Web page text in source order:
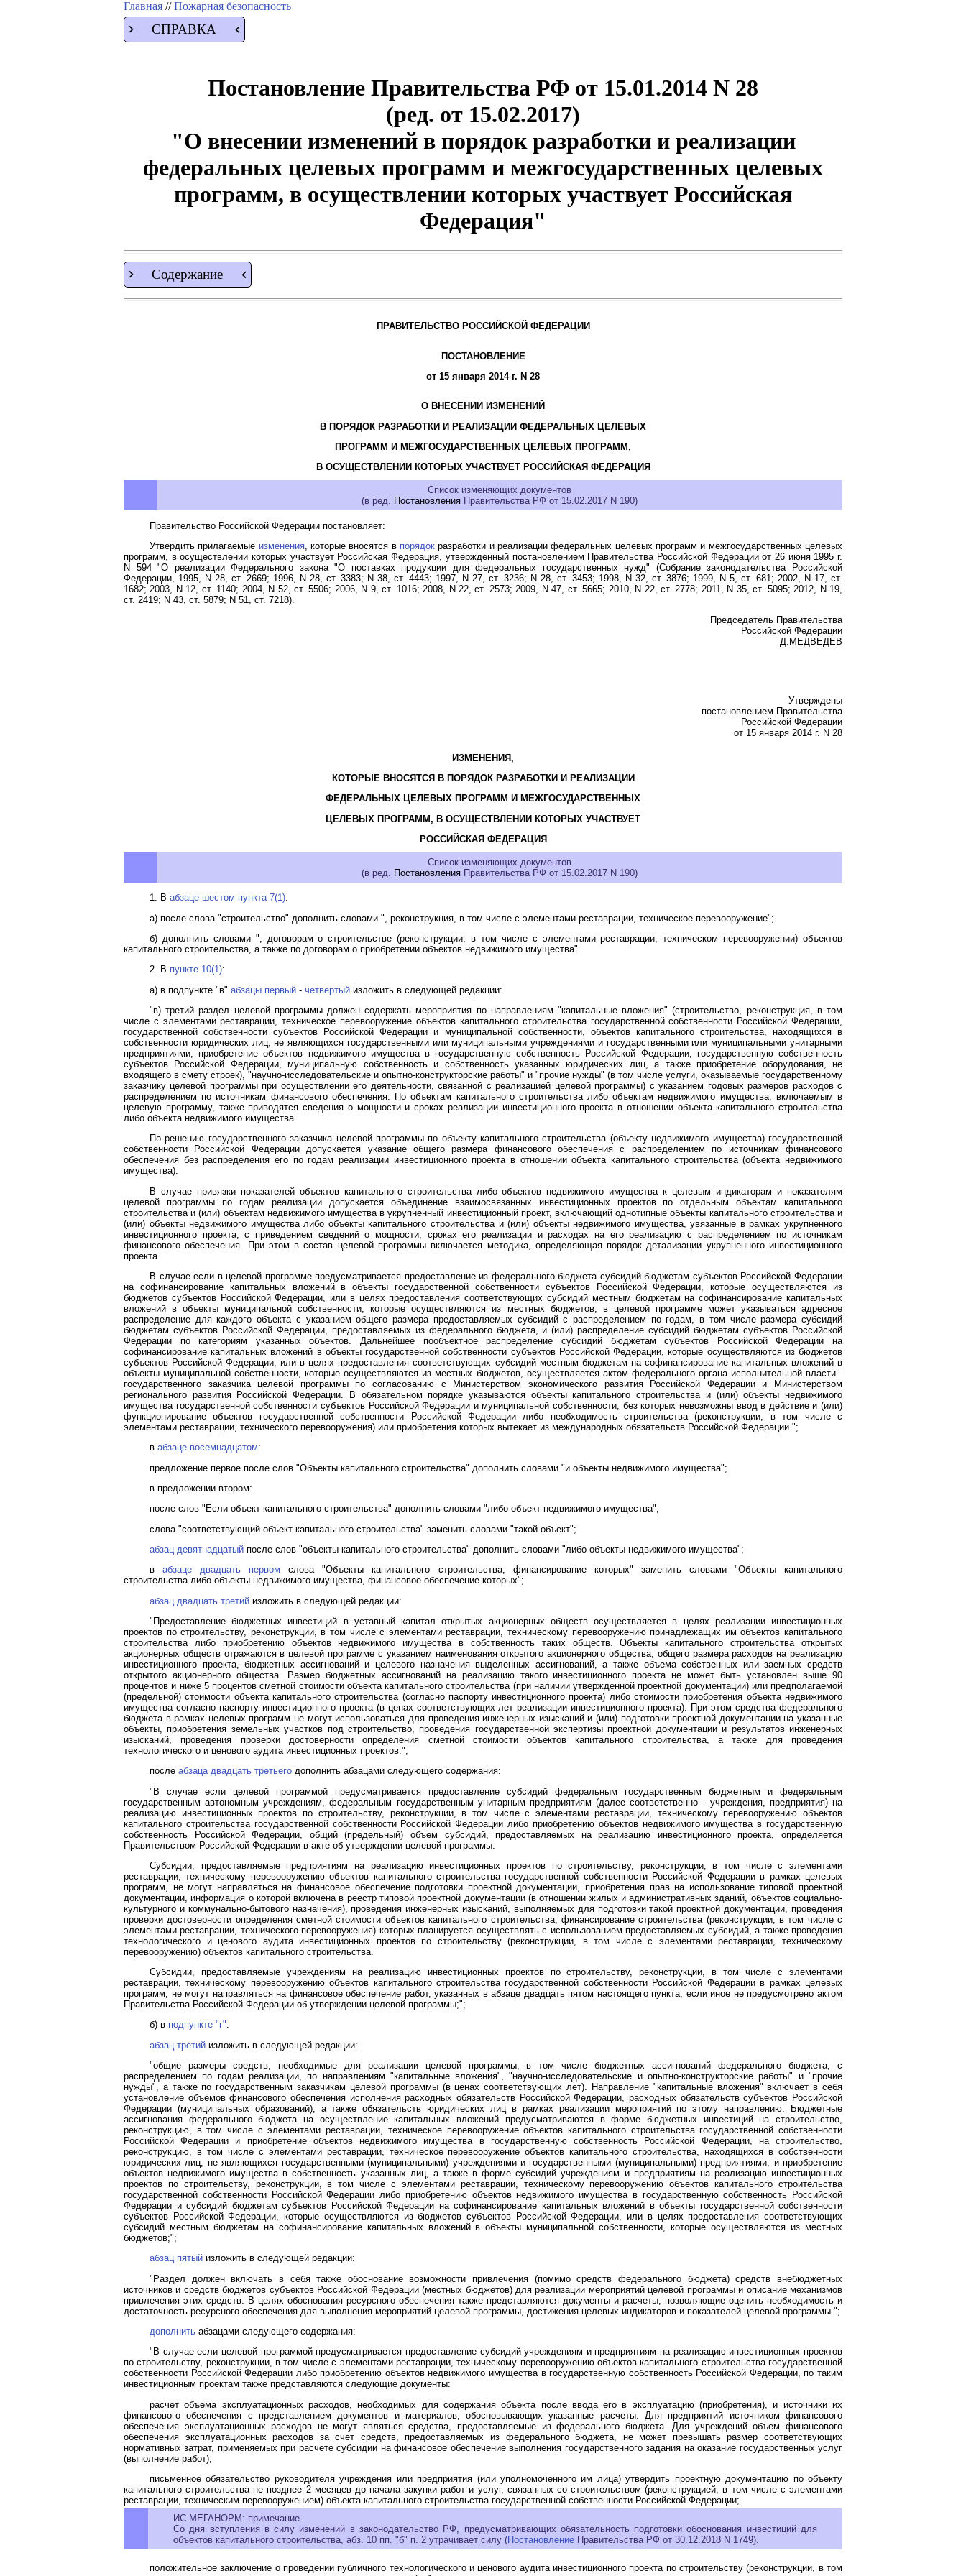
Главная //Пожарная безопасность
СПРАВКА
Постановление Правительства РФ от 15.01.2014 N 28
(ред. от 15.02.2017)
"О внесении изменений в порядок разработки и реализации
федеральных целевых программ и межгосударственных целевых
программ, в осуществлении которых участвует Российская
Федерация"
Содержание
ПРАВИТЕЛЬСТВО РОССИЙСКОЙ ФЕДЕРАЦИИ
ПОСТАНОВЛЕНИЕ
от 15 января 2014 г. N 28
О ВНЕСЕНИИ ИЗМЕНЕНИЙ
В ПОРЯДОК РАЗРАБОТКИ И РЕАЛИЗАЦИИ ФЕДЕРАЛЬНЫХ ЦЕЛЕВЫХ
ПРОГРАММ И МЕЖГОСУДАРСТВЕННЫХ ЦЕЛЕВЫХ ПРОГРАММ,
В ОСУЩЕСТВЛЕНИИ КОТОРЫХ УЧАСТВУЕТ РОССИЙСКАЯ ФЕДЕРАЦИЯ
Список изменяющих документов
(в ред. ПостановленияПравительства РФ от 15.02.2017 N 190)
Правительство Российской Федерации постановляет:
Утвердить прилагаемые изменения, которые вносятся в порядок разработки и реализации федеральных целевых программ и межгосударственных целевых
программ, в осуществлении которых участвует Российская Федерация, утвержденный постановлением Правительства Российской Федерации от 26 июня 1995 г.
N 594 "О реализации Федерального закона "О поставках продукции для федеральных государственных нужд" (Собрание законодательства Российской
Федерации, 1995, N 28, ст. 2669; 1996, N 28, ст. 3383; N 38, ст. 4443; 1997, N 27, ст. 3236; N 28, ст. 3453; 1998, N 32, ст. 3876; 1999, N 5, ст. 681; 2002, N 17, ст.
1682; 2003, N 12, ст. 1140; 2004, N 52, ст. 5506; 2006, N 9, ст. 1016; 2008, N 22, ст. 2573; 2009, N 47, ст. 5665; 2010, N 22, ст. 2778; 2011, N 35, ст. 5095; 2012, N 19,
ст. 2419; N 43, ст. 5879; N 51, ст. 7218).
Председатель Правительства
Российской Федерации
Д.МЕДВЕДЕВ
Утверждены
постановлением Правительства
Российской Федерации
от 15 января 2014 г. N 28
ИЗМЕНЕНИЯ,
КОТОРЫЕ ВНОСЯТСЯ В ПОРЯДОК РАЗРАБОТКИ И РЕАЛИЗАЦИИ
ФЕДЕРАЛЬНЫХ ЦЕЛЕВЫХ ПРОГРАММ И МЕЖГОСУДАРСТВЕННЫХ
ЦЕЛЕВЫХ ПРОГРАММ, В ОСУЩЕСТВЛЕНИИ КОТОРЫХ УЧАСТВУЕТ
РОССИЙСКАЯ ФЕДЕРАЦИЯ
Список изменяющих документов
(в ред.
ПостановленияПравительства РФ от 15.02.2017 N 190)
1. В абзаце шестом пункта 7(1):
а) после слова "строительство" дополнить словами ", реконструкция, в том числе с элементами реставрации, техническое перевооружение";
б) дополнить словами ", договорам о строительстве (реконструкции, в том числе с элементами реставрации, техническом перевооружении) объектов
капитального строительства, а также по договорам о приобретении объектов недвижимого имущества".
2. В пункте 10(1):
а) в подпункте "в" абзацы первый - четвертый изложить в следующей редакции:
"в) третий раздел целевой программы должен содержать мероприятия по направлениям "капитальные вложения" (строительство, реконструкция, в том
числе с элементами реставрации, техническое перевооружение объектов капитального строительства государственной собственности Российской Федерации,
государственной собственности субъектов Российской Федерации и муниципальной собственности, объектов капитального строительства, находящихся в
собственности юридических лиц, не являющихся государственными или муниципальными учреждениями и государственными или муниципальными унитарными
предприятиями, приобретение объектов недвижимого имущества в государственную собственность Российской Федерации, государственную собственность
субъектов Российской Федерации, муниципальную собственность и собственность указанных юридических лиц, а также приобретение оборудования, не
входящего в смету строек), "научно-исследовательские и опытно-конструкторские работы" и "прочие нужды" (в том числе услуги, оказываемые государственному
заказчику целевой программы при осуществлении его деятельности, связанной с реализацией целевой программы) с указанием годовых размеров расходов с
распределением по источникам финансового обеспечения. По объектам капитального строительства либо объектам недвижимого имущества, включаемым в
целевую программу, также приводятся сведения о мощности и сроках реализации инвестиционного проекта в отношении объекта капитального строительства
либо объекта недвижимого имущества.
По решению государственного заказчика целевой программы по объекту капитального строительства (объекту недвижимого имущества) государственной
собственности Российской Федерации допускается указание общего размера финансового обеспечения с распределением по источникам финансового
обеспечения без распределения его по годам реализации инвестиционного проекта в отношении объекта капитального строительства (объекта недвижимого
имущества).
В случае привязки показателей объектов капитального строительства либо объектов недвижимого имущества к целевым индикаторам и показателям
целевой программы по годам реализации допускается объединение взаимосвязанных инвестиционных проектов по отдельным объектам капитального
строительства и (или) объектам недвижимого имущества в укрупненный инвестиционный проект, включающий однотипные объекты капитального строительства и
(или) объекты недвижимого имущества либо объекты капитального строительства и (или) объекты недвижимого имущества, увязанные в рамках укрупненного
инвестиционного проекта, с приведением сведений о мощности, сроках его реализации и расходах на его реализацию с распределением по источникам
финансового обеспечения. При этом в состав целевой программы включается методика, определяющая порядок детализации укрупненного инвестиционного
проекта.
В случае если в целевой программе предусматривается предоставление из федерального бюджета субсидий бюджетам субъектов Российской Федерации
на софинансирование капитальных вложений в объекты государственной собственности субъектов Российской Федерации, которые осуществляются из
бюджетов субъектов Российской Федерации, или в целях предоставления соответствующих субсидий местным бюджетам на софинансирование капитальных
вложений в объекты муниципальной собственности, которые осуществляются из местных бюджетов, в целевой программе может указываться адресное
распределение для каждого объекта с указанием общего размера предоставляемых субсидий с распределением по годам, в том числе размера субсидий
бюджетам субъектов Российской Федерации, предоставляемых из федерального бюджета, и (или) распределение субсидий бюджетам субъектов Российской
Федерации по категориям указанных объектов. Дальнейшее пообъектное распределение субсидий бюджетам субъектов Российской Федерации на
софинансирование капитальных вложений в объекты государственной собственности субъектов Российской Федерации, которые осуществляются из бюджетов
субъектов Российской Федерации, или в целях предоставления соответствующих субсидий местным бюджетам на софинансирование капитальных вложений в
объекты муниципальной собственности, которые осуществляются из местных бюджетов, осуществляется актом федерального органа исполнительной власти -
государственного заказчика целевой программы по согласованию с Министерством экономического развития Российской Федерации и Министерством
регионального развития Российской Федерации. В обязательном порядке указываются объекты капитального строительства и (или) объекты недвижимого
имущества государственной собственности субъектов Российской Федерации и муниципальной собственности, без которых невозможны ввод в действие и (или)
функционирование объектов государственной собственности Российской Федерации либо необходимость строительства (реконструкции, в том числе с
элементами реставрации, технического перевооружения) или приобретения которых вытекает из международных обязательств Российской Федерации.";
в абзаце восемнадцатом:
предложение первое после слов "Объекты капитального строительства" дополнить словами "и объекты недвижимого имущества";
в предложении втором:
после слов "Если объект капитального строительства" дополнить словами "либо объект недвижимого имущества";
слова "соответствующий объект капитального строительства" заменить словами "такой объект";
абзац девятнадцатый после слов "объекты капитального строительства" дополнить словами "либо объекты недвижимого имущества";
вабзаце двадцать первом слова "Объекты капитального строительства, финансирование которых" заменить словами "Объекты капитального
строительства либо объекты недвижимого имущества, финансовое обеспечение которых";
абзац двадцать третий изложить в следующей редакции:
"Предоставление бюджетных инвестиций в уставный капитал открытых акционерных обществ осуществляется в целях реализации инвестиционных
проектов по строительству, реконструкции, в том числе с элементами реставрации, техническому перевооружению принадлежащих им объектов капитального
строительства либо приобретению объектов недвижимого имущества в собственность таких обществ. Объекты капитального строительства открытых
акционерных обществ отражаются в целевой программе с указанием наименования открытого акционерного общества, общего размера расходов на реализацию
инвестиционного проекта, бюджетных ассигнований и целевого назначения выделенных ассигнований, а также объема собственных или заемных средств
открытого акционерного общества. Размер бюджетных ассигнований на реализацию такого инвестиционного проекта не может быть установлен выше 90
процентов и ниже 5 процентов сметной стоимости объекта капитального строительства (при наличии утвержденной проектной документации) или предполагаемой
(предельной) стоимости объекта капитального строительства (согласно паспорту инвестиционного проекта) либо стоимости приобретения объекта недвижимого
имущества согласно паспорту инвестиционного проекта (в ценах соответствующих лет реализации инвестиционного проекта). При этом средства федерального
бюджета в рамках целевых программ не могут использоваться для проведения инженерных изысканий и (или) подготовки проектной документации на указанные
объекты, приобретения земельных участков под строительство, проведения государственной экспертизы проектной документации и результатов инженерных
изысканий, проведения проверки достоверности определения сметной стоимости объектов капитального строительства, а также для проведения
технологического и ценового аудита инвестиционных проектов.";
после абзаца двадцать третьего дополнить абзацами следующего содержания:
"В случае если целевой программой предусматривается предоставление субсидий федеральным государственным бюджетным и федеральным
государственным автономным учреждениям, федеральным государственным унитарным предприятиям (далее соответственно - учреждения, предприятия) на
реализацию инвестиционных проектов по строительству, реконструкции, в том числе с элементами реставрации, техническому перевооружению объектов
капитального строительства государственной собственности Российской Федерации либо приобретению объектов недвижимого имущества в государственную
собственность Российской Федерации, общий (предельный) объем субсидий, предоставляемых на реализацию инвестиционного проекта, определяется
Правительством Российской Федерации в акте об утверждении целевой программы.
Субсидии, предоставляемые предприятиям на реализацию инвестиционных проектов по строительству, реконструкции, в том числе с элементами
реставрации, техническому перевооружению объектов капитального строительства государственной собственности Российской Федерации в рамках целевых
программ, не могут направляться на финансовое обеспечение подготовки проектной документации, приобретения прав на использование типовой проектной
документации, информация о которой включена в реестр типовой проектной документации (в отношении жилых и административных зданий, объектов социально-
культурного и коммунально-бытового назначения), проведения инженерных изысканий, выполняемых для подготовки такой проектной документации, проведения
проверки достоверности определения сметной стоимости объектов капитального строительства, финансирование строительства (реконструкции, в том числе с
элементами реставрации, технического перевооружения) которых планируется осуществлять с использованием предоставляемых субсидий, а также проведения
технологического и ценового аудита инвестиционных проектов по строительству (реконструкции, в том числе с элементами реставрации, техническому
перевооружению) объектов капитального строительства.
Субсидии, предоставляемые учреждениям на реализацию инвестиционных проектов по строительству, реконструкции, в том числе с элементами
реставрации, техническому перевооружению объектов капитального строительства государственной собственности Российской Федерации в рамках целевых
программ, не могут направляться на финансовое обеспечение работ, указанных в абзаце двадцать пятом настоящего пункта, если иное не предусмотрено актом
Правительства Российской Федерации об утверждении целевой программы;";
б) в подпункте "г":
абзац третий изложить в следующей редакции:
"общие размеры средств, необходимые для реализации целевой программы, в том числе бюджетных ассигнований федерального бюджета, с
распределением по годам реализации, по направлениям "капитальные вложения", "научно-исследовательские и опытно-конструкторские работы" и "прочие
нужды", а также по государственным заказчикам целевой программы (в ценах соответствующих лет). Направление "капитальные вложения" включает в себя
установление объемов финансового обеспечения исполнения расходных обязательств Российской Федерации, расходных обязательств субъектов Российской
Федерации (муниципальных образований), а также обязательств юридических лиц в рамках реализации мероприятий по этому направлению. Бюджетные
ассигнования федерального бюджета на осуществление капитальных вложений предусматриваются в форме бюджетных инвестиций на строительство,
реконструкцию, в том числе с элементами реставрации, техническое перевооружение объектов капитального строительства государственной собственности
Российской Федерации и приобретение объектов недвижимого имущества в государственную собственность Российской Федерации, на строительство,
реконструкцию, в том числе с элементами реставрации, техническое перевооружение объектов капитального строительства, находящихся в собственности
юридических лиц, не являющихся государственными (муниципальными) учреждениями и государственными (муниципальными) предприятиями, и приобретение
объектов недвижимого имущества в собственность указанных лиц, а также в форме субсидий учреждениям и предприятиям на реализацию инвестиционных
проектов по строительству, реконструкции, в том числе с элементами реставрации, техническому перевооружению объектов капитального строительства
государственной собственности Российской Федерации либо приобретению объектов недвижимого имущества в государственную собственность Российской
Федерации и субсидий бюджетам субъектов Российской Федерации на софинансирование капитальных вложений в объекты государственной собственности
субъектов Российской Федерации, которые осуществляются из бюджетов субъектов Российской Федерации, или в целях предоставления соответствующих
субсидий местным бюджетам на софинансирование капитальных вложений в объекты муниципальной собственности, которые осуществляются из местных
бюджетов;";
абзац пятый изложить в следующей редакции:
"Раздел должен включать в себя также обоснование возможности привлечения (помимо средств федерального бюджета) средств внебюджетных
источников и средств бюджетов субъектов Российской Федерации (местных бюджетов) для реализации мероприятий целевой программы и описание механизмов
привлечения этих средств. В целях обоснования ресурсного обеспечения также представляются документы и расчеты, позволяющие оценить необходимость и
достаточность ресурсного обеспечения для выполнения мероприятий целевой программы, достижения целевых индикаторов и показателей целевой программы.";
дополнить абзацами следующего содержания:
"В случае если целевой программой предусматривается предоставление субсидий учреждениям и предприятиям на реализацию инвестиционных проектов
по строительству, реконструкции, в том числе с элементами реставрации, техническому перевооружению объектов капитального строительства государственной
собственности Российской Федерации либо приобретению объектов недвижимого имущества в государственную собственность Российской Федерации, по таким
инвестиционным проектам также представляются следующие документы:
расчет объема эксплуатационных расходов, необходимых для содержания объекта после ввода его в эксплуатацию (приобретения), и источники их
финансового обеспечения с представлением документов и материалов, обосновывающих указанные расчеты. Для предприятий источником финансового
обеспечения эксплуатационных расходов не могут являться средства, предоставляемые из федерального бюджета. Для учреждений объем финансового
обеспечения эксплуатационных расходов за счет средств, предоставляемых из федерального бюджета, не может превышать размер соответствующих
нормативных затрат, применяемых при расчете субсидии на финансовое обеспечение выполнения государственного задания на оказание государственных услуг
(выполнение работ);
письменное обязательство руководителя учреждения или предприятия (или уполномоченного им лица) утвердить проектную документацию по объекту
капитального строительства не позднее 2 месяцев до начала закупки работ и услуг, связанных со строительством (реконструкцией, в том числе с элементами
реставрации, техническим перевооружением) объекта капитального строительства государственной собственности Российской Федерации;
ИС МЕГАНОРМ: примечание.
Со дня вступления в силу изменений в законодательство РФ, предусматривающих обязательность подготовки обоснования инвестиций для
объектов капитального строительства, абз. 10 пп. "б" п. 2 утрачивает силу (Постановление Правительства РФ от 30.12.2018 N 1749).
положительное заключение о проведении публичного технологического и ценового аудита инвестиционного проекта по строительству (реконструкции, в том